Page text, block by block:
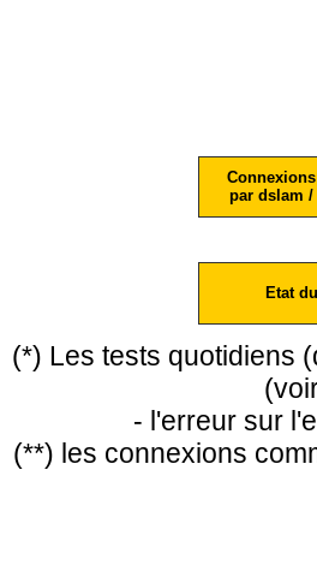
par dslam
Etat
(*) Les tests quotidiens
- l'erreur sur
(**) les connexions